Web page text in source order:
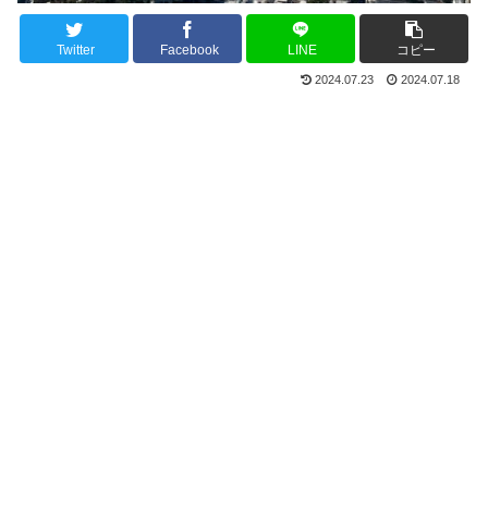
Twitter Facebook LINE コピー
2024.07.23 2024.07.18